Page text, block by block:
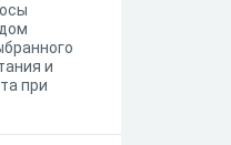
и
при